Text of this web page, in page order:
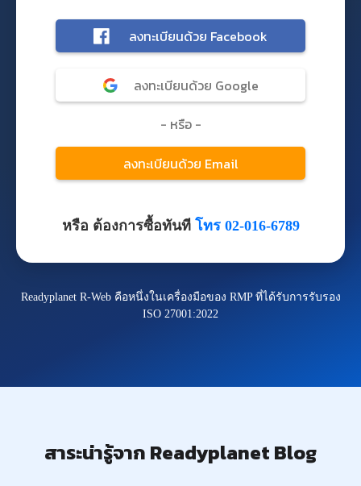
หรือ ต้องการซื้อทันที โทร 02-016-6789
Readyplanet R-Web คือหนึ่งในเครื่องมือของ RMP ที่ได้รับการรับรอง
ISO 27001:2022
สาระน่ารู้จาก Readyplanet Blog